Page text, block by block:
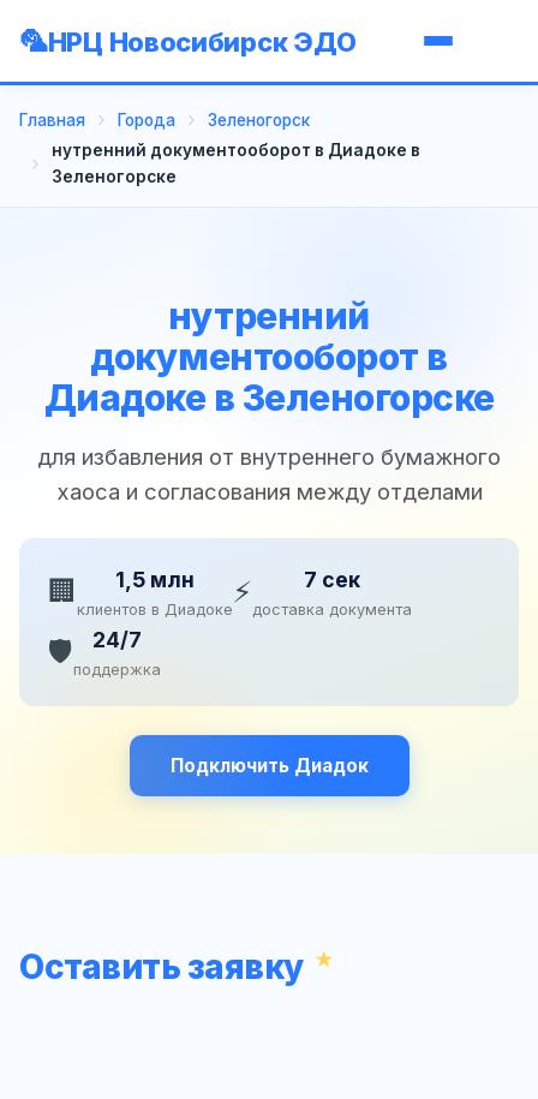
НРЦ Новосибирск ЭДО
Главная Города
Зеленогорск
нутренний документооборот в Диадоке в
Зеленогорске
нутренний
документооборот в
Диадоке в Зеленогорске
для избавления от внутреннего бумажного
хаоса и согласования между отделами
🏢 1,5 млн
клиентов в Диадоке⚡ 7 сек
доставка документа
🛡️ 24/7
поддержка
Подключить Диадок
Оставить заявку